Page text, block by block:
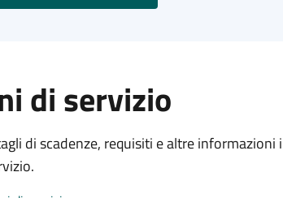
di servizio
di scadenze, requisiti e altre